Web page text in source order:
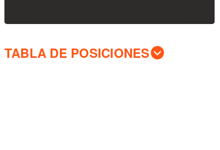
TABLA DE POSICIONES